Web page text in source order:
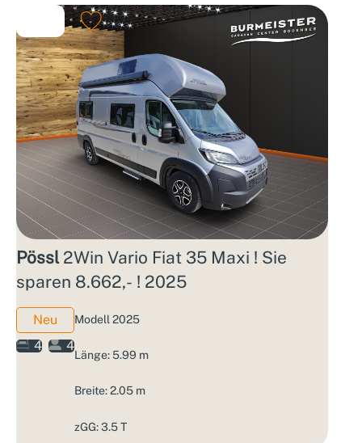
Pössl2Win Vario Fiat 35 Maxi ! Sie
sparen 8.662,- ! 2025
Neu
4
4
Modell 2025
Länge: 5.99 m
Breite: 2.05 m
zGG: 3.5 T